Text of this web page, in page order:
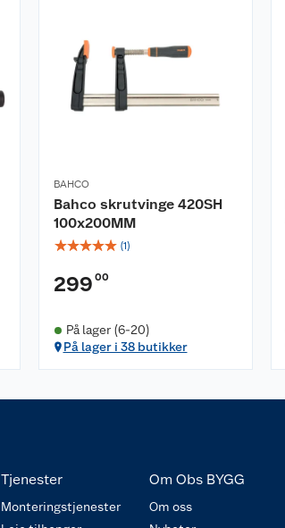
BAHCO
Bahco skrutvinge 420SH
100x200MM
☆☆☆☆☆ (1)
299 00
På lager (6-20)
På lager i 38 butikker
Tjenester
Monteringstjenester
Om Obs BYGG
Om oss